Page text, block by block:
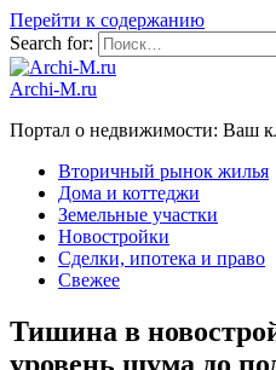
Перейти к содержанию
Search for:
Archi-M.ru
Портал о недвижимости: Ваш
Вторичный рынок жилья
Дома и коттеджи
Земельные участки
Новостройки
Сделки, ипотека и право
Свежее
Тишина в